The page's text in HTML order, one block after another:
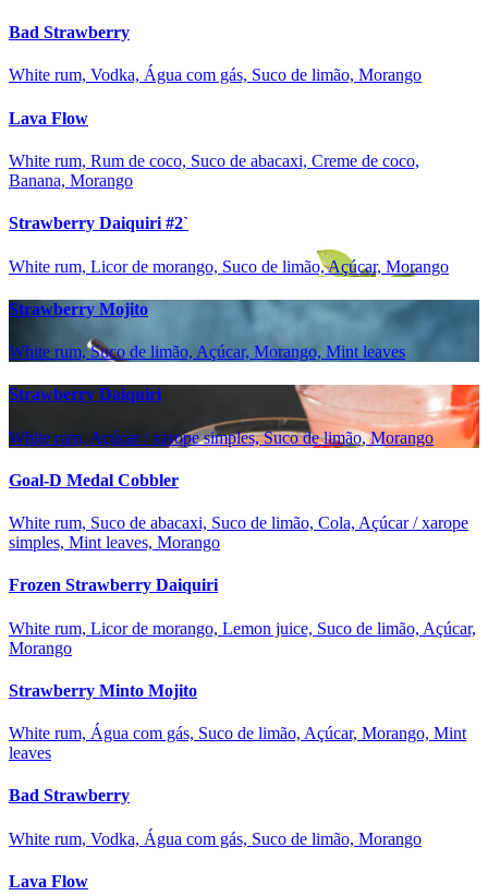
Bad Strawberry
White rum, Vodka, Água com gás, Suco de limão, Morango
Lava Flow
White rum, Rum de coco, Suco de abacaxi, Creme de coco,
Banana, Morango
Strawberry Daiquiri #2`
White rum, Licor de morango, Suco de limão, Açúcar, Morango
Strawberry Mojito
White rum, Suco de limão, Açúcar, Morango, Mint leaves
Strawberry Daiquiri
White rum, Açúcar / xarope simples, Suco de limão, Morango
Goal-D Medal Cobbler
White rum, Suco de abacaxi, Suco de limão, Cola, Açúcar / xarope
simples, Mint leaves, Morango
Frozen Strawberry Daiquiri
White rum, Licor de morango, Lemon juice, Suco de limão, Açúcar,
Morango
Strawberry Minto Mojito
White rum, Água com gás, Suco de limão, Açúcar, Morango, Mint
leaves
Bad Strawberry
White rum, Vodka, Água com gás, Suco de limão, Morango
Lava Flow